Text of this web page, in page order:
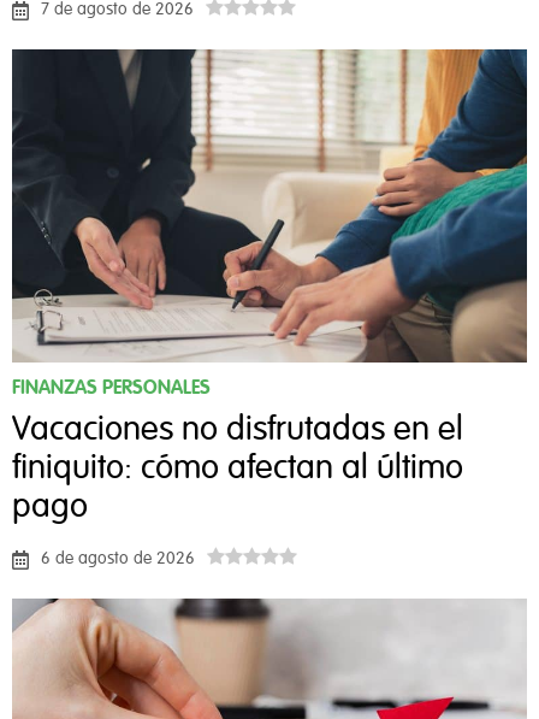
7 de agosto de 2026
FINANZAS PERSONALES
Vacaciones no disfrutadas en el
finiquito: cómo afectan al último
pago
6 de agosto de 2026